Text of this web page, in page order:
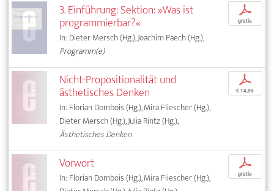
3. Einführung: Sektion: »Was ist
programmierbar?«
In: Dieter Mersch (Hg.), Joachim Paech (Hg.),
Programm(e)
p
gratis
Nicht-Propositionalität und
ästhetisches Denken
In: Florian Dombois (Hg.), Mira Fliescher (Hg.),
Dieter Mersch (Hg.), Julia Rintz (Hg.),
Ästhetisches Denken
p
€ 14,95
Vorwort
In: Florian Dombois (Hg.), Mira Fliescher (Hg.),
p
gratis